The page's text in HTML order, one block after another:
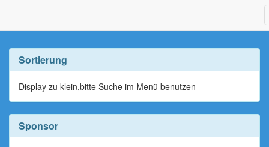
Sortierung
Display zu klein,bitte Suche im Menü benutzen
Sponsor